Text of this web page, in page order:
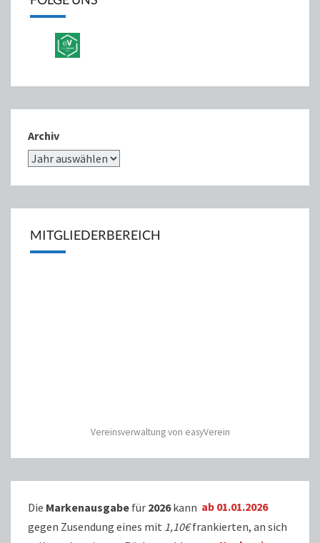
Archiv
MITGLIEDERBEREICH
Vereinsverwaltung von easyVerein
Die Markenausgabe für 2026kann ab 01.01.2026
gegen Zusendung eines mit 1,10€frankierten, an sich